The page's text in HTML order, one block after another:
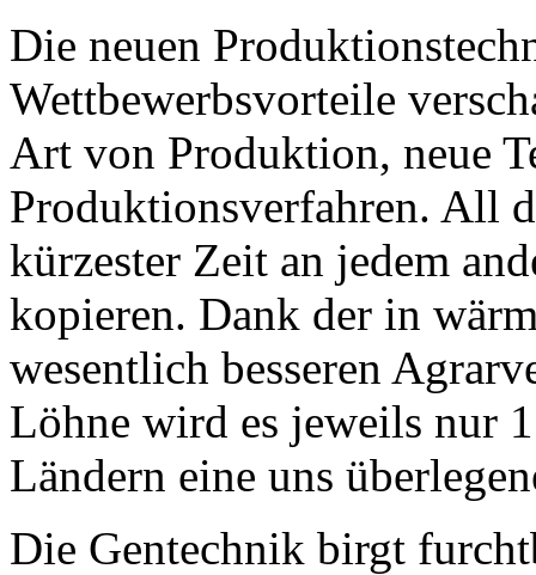
Die neuen
Wettbewerbsvorteile
Art von Produktion, neue
Produktionsverfahren. All
kürzester Zeit an jedem
kopieren. Dank der in
wesentlich besseren
Löhne wird es jeweils nur
Ländern eine uns
Die Gentechnik birgt